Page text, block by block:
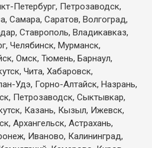
Петербург, Петрозаводск,
Самара, Саратов, Волгоград,
Ставрополь, Владикавказ,
Челябинск, Мурманск,
Омск, Тюмень, Барнаул,
Чита, Хабаровск,
Удэ, Горно-Алтайск, Назрань,
Петрозаводск, Сыктывкар,
Казань, Кызыл, Ижевск,
Архангельск, Астрахань,
Иваново, Калининград,